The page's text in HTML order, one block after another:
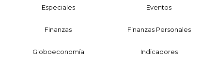
Especiales Eventos
Finanzas Finanzas Personales
Globoeconomía Indicadores